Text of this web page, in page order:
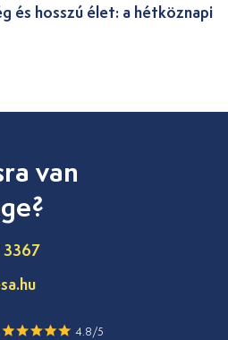
és hosszú élet: a hétköznapi
van
3367
4.8/5